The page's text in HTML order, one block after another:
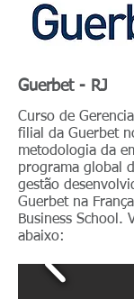
Guerbet - RJ
Curso de
filial da Guerbet
metodologia da
programa global
gestão
Guerbet na
Business School.
abaixo: